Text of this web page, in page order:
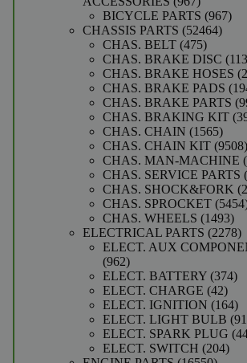
producten
BICYCLE PARTS 967967
CHASSIS PARTS 5246452464
CHAS. BELT 475475
CHAS. BRAKE DISC
CHAS. BRAKE HOSES
CHAS. BRAKE PADS
CHAS. BRAKE PARTS
CHAS. BRAKING KIT
CHAS. CHAIN 15651565
CHAS. CHAIN KIT 9508
CHAS. MAN-MACHINE
CHAS. SERVICE PARTS
CHAS. SHOCK&FORK
CHAS. SPROCKET 5454
CHAS. WHEELS 1493
ELECTRICAL PARTS 2278
ELECT. AUX
962962
producten
ELECT. BATTERY 374374
ELECT. CHARGE 4242
ELECT. IGNITION 164164
ELECT. LIGHT BULB 91
ELECT. SPARK PLUG
ELECT. SWITCH 204204